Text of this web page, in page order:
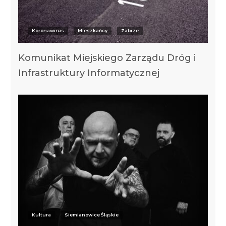
Koronawirus Mieszkańcy Zabrze
Komunikat Miejskiego Zarządu Dróg i
Infrastruktury Informatycznej
Kultura Siemianowice Śląskie